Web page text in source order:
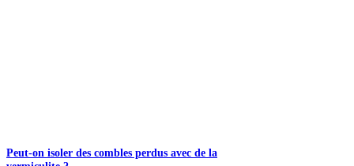
Peut-on isoler des combles perdus avec de la